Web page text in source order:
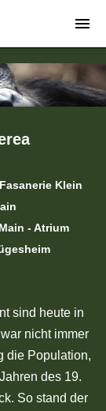
Klein
- Atrium
sind heute in
nicht immer
die Population,
des 19.
So stand der